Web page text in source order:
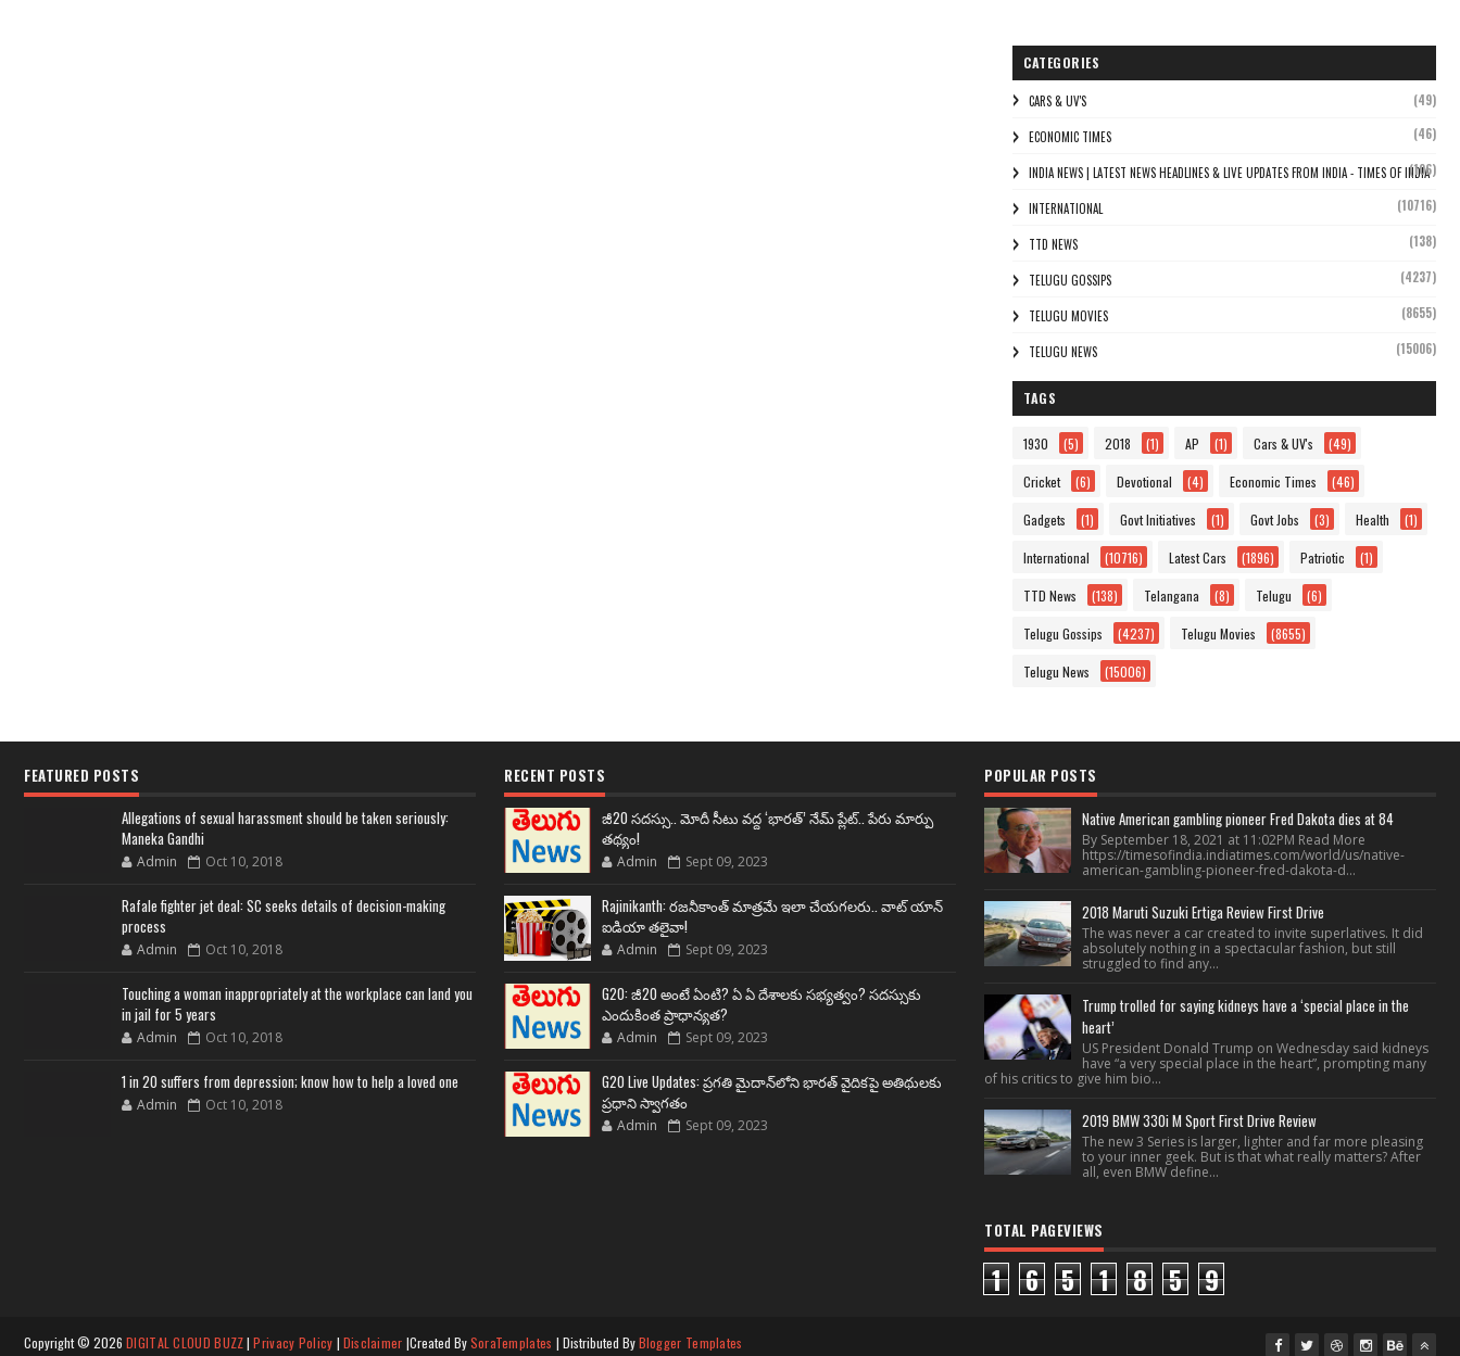
CATEGORIES
CARS & UV'S (49)
ECONOMIC TIMES (46)
INDIA NEWS | LATEST NEWS HEADLINES & LIVE UPDATES FROM INDIA - TIMES OF INDIA
(106)
INTERNATIONAL (10716)
TTD NEWS (138)
TELUGU GOSSIPS (4237)
TELUGU MOVIES (8655)
TELUGU NEWS (15006)
TAGS
1930 (5) 2018 (1) AP (1) Cars & UV's (49)
Cricket (6) Devotional (4) Economic Times (46)
Gadgets (1) Govt Initiatives (1) Govt Jobs (3) Health (1)
International (10716) Latest Cars (1896) Patriotic (1)
TTD News (138) Telangana (8) Telugu (6)
Telugu Gossips (4237) Telugu Movies (8655)
Telugu News (15006)
FEATURED POSTS
Allegations of sexual harassment should be taken seriously:
Maneka Gandhi
Admin Oct 10, 2018
Rafale fighter jet deal: SC seeks details of decision-making
process
Admin Oct 10, 2018
Touching a woman inappropriately at the workplace can land you
in jail for 5 years
Admin Oct 10, 2018
1 in 20 suffers from depression; know how to help a loved one
Admin Oct 10, 2018
RECENT POSTS
జీ20 సదస్సు.. మోదీ సీటు వద్ద ‘భారత్’ నేమ్ ప్లేట్‌.. పేరు మార్పు
తథ్యం!
Admin Sept 09, 2023
Rajinikanth: రజనీకాంత్ మాత్రమే ఇలా చేయగలరు.. వాట్ యాన్
ఐడియా తలైవా!
Admin Sept 09, 2023
G20: జీ20 అంటే ఏంటి? ఏ ఏ దేశాలకు సభ్యత్వం? సదస్సుకు
ఎందుకింత ప్రాధాన్యత?
Admin Sept 09, 2023
G20 Live Updates: ప్రగతి మైదాన్‌లోని భారత్ వైదికపై అతిథులకు
ప్రధాని స్వాగతం
Admin Sept 09, 2023
POPULAR POSTS
Native American gambling pioneer Fred Dakota dies at 84
By September 18, 2021 at 11:02PM Read More
https://timesofindia.indiatimes.com/world/us/native-
american-gambling-pioneer-fred-dakota-d...
2018 Maruti Suzuki Ertiga Review First Drive
The was never a car created to invite superlatives. It did
absolutely nothing in a spectacular fashion, but still
struggled to find any...
Trump trolled for saying kidneys have a ‘special place in the
heart’
US President Donald Trump on Wednesday said kidneys
have “a very special place in the heart”, prompting many
of his critics to give him bio...
2019 BMW 330i M Sport First Drive Review
The new 3 Series is larger, lighter and far more pleasing
to your inner geek. But is that what really matters? After
all, even BMW define...
TOTAL PAGEVIEWS
1 6 5 1 8 5 9
Copyright © 2026 DIGITAL CLOUD BUZZ|Privacy Policy | Disclaimer |Created BySoraTemplates | Distributed ByBlogger Templates